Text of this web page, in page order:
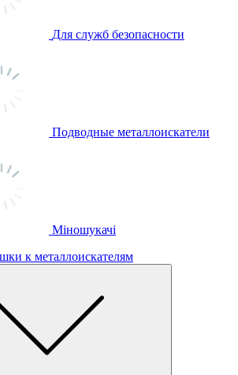
Для служб безопасности
Подводные металлоискатели
Міношукачі
к металлоискателям